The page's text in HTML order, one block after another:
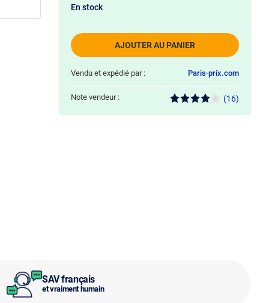
SAV français
et vraiment humain
AJOUTER AU PANIER
En stock
Vendu et expédié par : Paris-prix.com
Note vendeur : (16)